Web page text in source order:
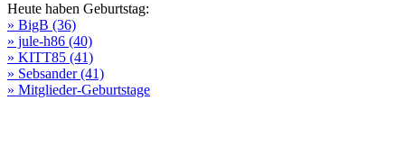
Heute haben Geburtstag:
» BigB (36)
» jule-h86 (40)
» KITT85 (41)
» Sebsander (41)
» Mitglieder-Geburtstage